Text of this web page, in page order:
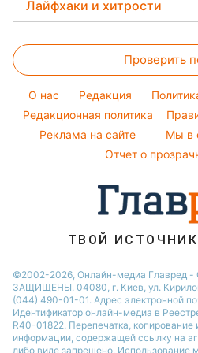
София Ротару
Новости Тернополя
Новости Черкассы
Новости Житомира
Новости Ровно
Новости Одессы
Новости Запорожья
Погода на завтра
Оптические иллюзии
Народные приметы
Все о шоу-бизнесе
Окрашивание волос
Красивый маникюр
Модные ошибки
Новости моды
Советы от Андре Тана
Лайфхаки и хитрости
Комнатные растения
Все о сале
Уборка
Авто
Проверить
O нас Редакция
Редакционная политика
Реклама на сайте
Мы в
Отчет о
ТВОЙ
©2002-2026, Онлайн-медиа Главред -
ЗАЩИЩЕНЫ. 04080, г. Киев, ул.
(044) 490-01-01. Адрес электронной
Идентификатор онлайн-медиа в
R40-01822. Перепечатка, копирование
информации, содержащей ссылку на
либо виде запрещено. Использование